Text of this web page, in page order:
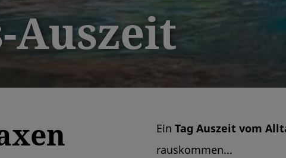
Auszeit
Ein Tag Auszeit vom
rauskommen...